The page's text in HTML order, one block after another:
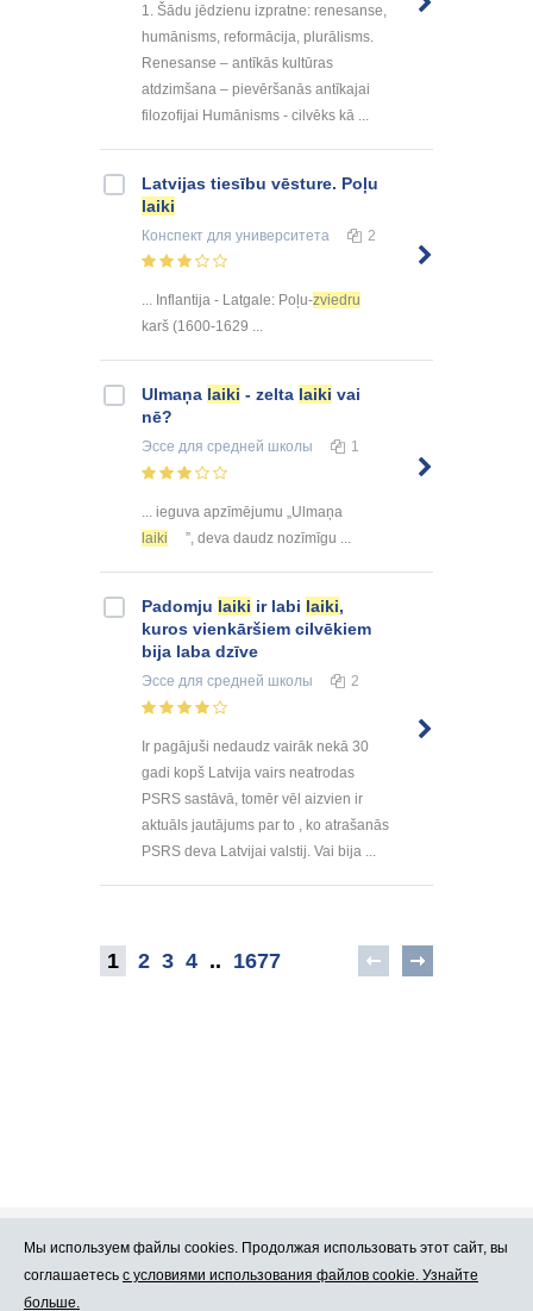
1. Šādu jēdzienu izpratne: renesanse,
humānisms, reformācija, plurālisms.
Renesanse – antīkās kultūras
atdzimšana – pievēršanās antīkajai
filozofijai Humānisms - cilvēks kā ...
Latvijas tiesību vēsture. Poļu
laiki
Конспект для университета 2
... Inflantija - Latgale: Poļu-zviedru
karš (1600-1629 ...
Ulmaņa laiki - zelta laiki vai
nē?
Эссе для средней школы 1
... ieguva apzīmējumu „Ulmaņa
laiki
”, deva daudz nozīmīgu ...
Padomju laiki ir labi laiki,
kuros vienkāršiem cilvēkiem
bija laba dzīve
Эссе для средней школы 2
Ir pagājuši nedaudz vairāk nekā 30
gadi kopš Latvija vairs neatrodas
PSRS sastāvā, tomēr vēl aizvien ir
aktuāls jautājums par to , ko atrašanās
PSRS deva Latvijai valstij. Vai bija ...
1 2 3 4 .. 1677
Про Atlants.lv Реклама
Мы используем файлы cookies. Продолжая использовать этот сайт, вы
соглашаетесь с условиями использования файлов cookie. Узнайте
больше.